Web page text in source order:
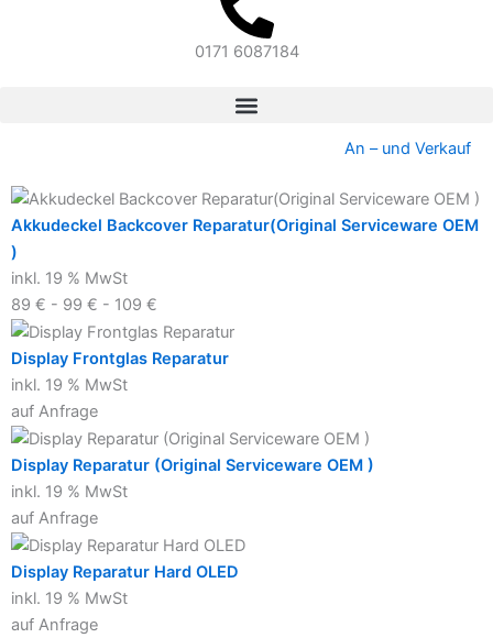
0171 6087184
An – und Verkauf
Akkudeckel Backcover Reparatur(Original Serviceware OEM
)
inkl. 19 % MwSt
89 € - 99 € - 109 €
Display Frontglas Reparatur
inkl. 19 % MwSt
auf Anfrage
Display Reparatur (Original Serviceware OEM )
inkl. 19 % MwSt
auf Anfrage
Display Reparatur Hard OLED
inkl. 19 % MwSt
auf Anfrage